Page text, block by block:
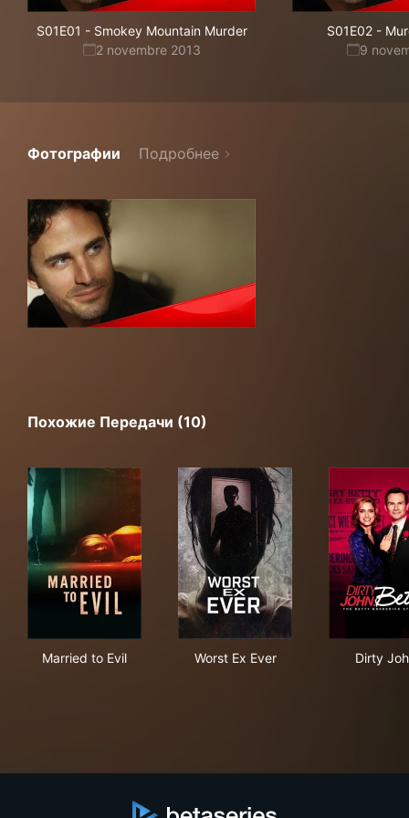
S01E01 - Smokey Mountain Murder
2 novembre 2013
S01E02 -
9
Фотографии Подробнее
Похожие Передачи (10)
Married to Evil Worst Ex Ever Dirty